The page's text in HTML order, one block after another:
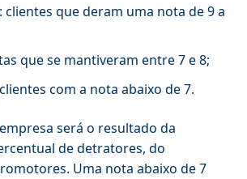
: clientes que deram uma nota de 9 a
que se mantiveram entre 7 e 8;
com a nota abaixo de 7.
será o resultado da
de detratores, do
Uma nota abaixo de 7